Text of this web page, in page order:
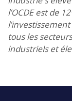
l’OCDE est de
tous les
industriels et